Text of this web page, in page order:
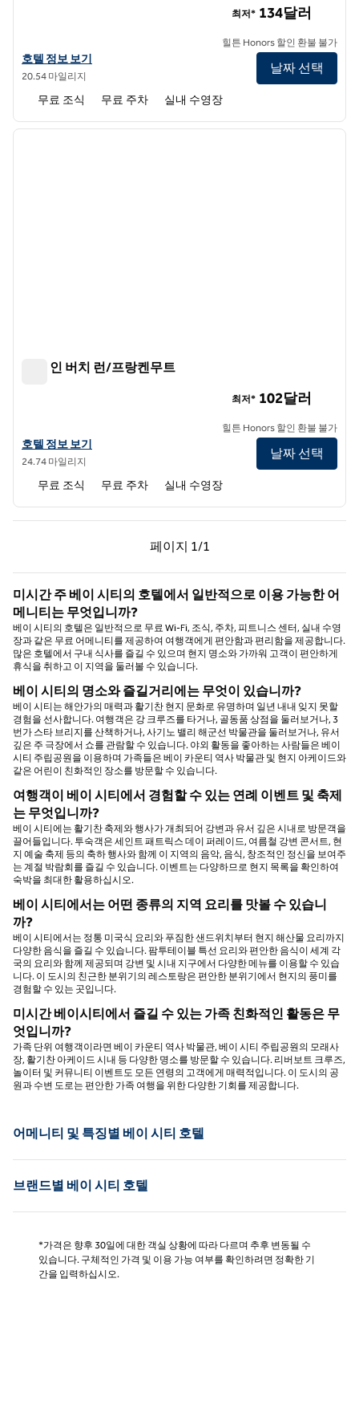
홈2 스위트 바이 힐튼 프랭켄무트의 호텔 정보 보기
호텔 정보 보기
20.54 마일리지
최저* 134달러
힐튼 Honors 할인 환불 불가
날짜 선택
무료 조식 무료 주차 실내 수영장
1/12
다음
햄튼 인 버치 런/프랑켄무트
햄튼 인 버치 런/프랑켄무트의 호텔 정보 보기
호텔 정보 보기
24.74 마일리지
최저* 102달러
힐튼 Honors 할인 환불 불가
날짜 선택
무료 조식 무료 주차 실내 수영장
페이지 1/1
이전 페이지, 1/1
페이지 1/1
미시간 주 베이 시티의 호텔에서 일반적으로 이용 가능한 어
메니티는 무엇입니까?
베이 시티의 호텔은 일반적으로 무료 Wi-Fi, 조식, 주차, 피트니스 센터, 실내 수영
장과 같은 무료 어메니티를 제공하여 여행객에게 편안함과 편리함을 제공합니다.
많은 호텔에서 구내 식사를 즐길 수 있으며 현지 명소와 가까워 고객이 편안하게
휴식을 취하고 이 지역을 둘러볼 수 있습니다.
베이 시티의 명소와 즐길거리에는 무엇이 있습니까?
베이 시티는 해안가의 매력과 활기찬 현지 문화로 유명하며 일년 내내 잊지 못할
경험을 선사합니다. 여행객은 강 크루즈를 타거나, 골동품 상점을 둘러보거나, 3
번가 스타 브리지를 산책하거나, 사기노 밸리 해군선 박물관을 둘러보거나, 유서
깊은 주 극장에서 쇼를 관람할 수 있습니다. 야외 활동을 좋아하는 사람들은 베이
시티 주립공원을 이용하며 가족들은 베이 카운티 역사 박물관 및 현지 아케이드와
같은 어린이 친화적인 장소를 방문할 수 있습니다.
여행객이 베이 시티에서 경험할 수 있는 연례 이벤트 및 축제
는 무엇입니까?
베이 시티에는 활기찬 축제와 행사가 개최되어 강변과 유서 깊은 시내로 방문객을
끌어들입니다. 투숙객은 세인트 패트릭스 데이 퍼레이드, 여름철 강변 콘서트, 현
지 예술 축제 등의 축하 행사와 함께 이 지역의 음악, 음식, 창조적인 정신을 보여주
는 계절 박람회를 즐길 수 있습니다. 이벤트는 다양하므로 현지 목록을 확인하여
숙박을 최대한 활용하십시오.
베이 시티에서는 어떤 종류의 지역 요리를 맛볼 수 있습니
까?
베이 시티에서는 정통 미국식 요리와 푸짐한 샌드위치부터 현지 해산물 요리까지
다양한 음식을 즐길 수 있습니다. 팜투테이블 특선 요리와 편안한 음식이 세계 각
국의 요리와 함께 제공되며 강변 및 시내 지구에서 다양한 메뉴를 이용할 수 있습
니다. 이 도시의 친근한 분위기의 레스토랑은 편안한 분위기에서 현지의 풍미를
경험할 수 있는 곳입니다.
미시간 베이시티에서 즐길 수 있는 가족 친화적인 활동은 무
엇입니까?
가족 단위 여행객이라면 베이 카운티 역사 박물관, 베이 시티 주립공원의 모래사
장, 활기찬 아케이드 시내 등 다양한 명소를 방문할 수 있습니다. 리버보트 크루즈,
놀이터 및 커뮤니티 이벤트도 모든 연령의 고객에게 매력적입니다. 이 도시의 공
원과 수변 도로는 편안한 가족 여행을 위한 다양한 기회를 제공합니다.
어메니티 및 특징별 베이 시티 호텔
브랜드별 베이 시티 호텔
*가격은 향후 30일에 대한 객실 상황에 따라 다르며 추후 변동될 수
있습니다. 구체적인 가격 및 이용 가능 여부를 확인하려면 정확한 기
간을 입력하십시오.